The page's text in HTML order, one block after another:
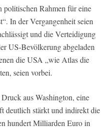
politischen Rahmen für eine
In der Vergangenheit seien
und die Verteidigung
US-Bevölkerung abgeladen
die USA „wie Atlas die
seien vorbei.
aus Washington, eine
deutlich stärkt und indirekt die
hundert Milliarden Euro in